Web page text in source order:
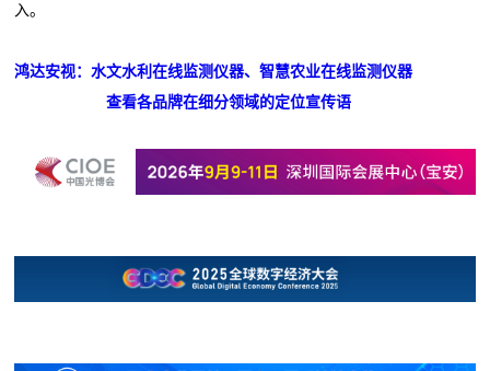
入。
鸿达安视：水文水利在线监测仪器、智慧农业在线监测仪器
查看各品牌在细分领域的定位宣传语